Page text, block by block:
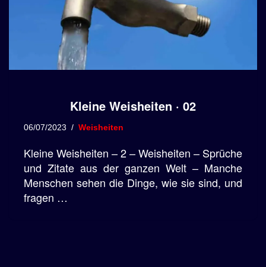
Kleine Weisheiten · 02
06/07/2023 Weisheiten
Kleine Weisheiten – 2 – Weisheiten – Sprüche
und Zitate aus der ganzen Welt – Manche
Menschen sehen die Dinge, wie sie sind, und
fragen …